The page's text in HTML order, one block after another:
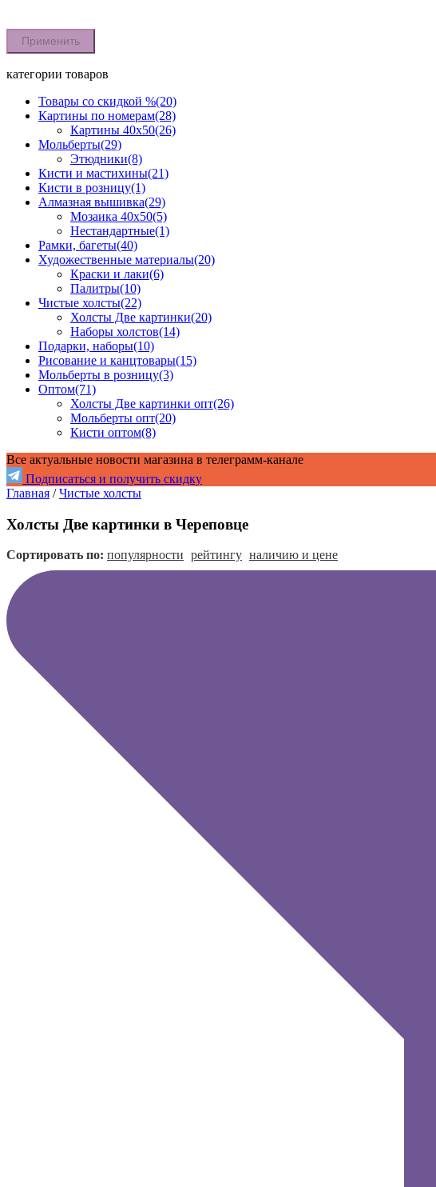
Применить
категории товаров
Товары со скидкой %(20)
Картины по номерам(28)
Картины 40x50(26)
Мольберты(29)
Этюдники(8)
Кисти и мастихины(21)
Кисти в розницу(1)
Алмазная вышивка(29)
Мозаика 40x50(5)
Нестандартные(1)
Рамки, багеты(40)
Художественные материалы(20)
Краски и лаки(6)
Палитры(10)
Чистые холсты(22)
Холсты Две картинки(20)
Наборы холстов(14)
Подарки, наборы(10)
Рисование и канцтовары(15)
Мольберты в розницу(3)
Оптом(71)
Холсты Две картинки опт(26)
Мольберты опт(20)
Кисти оптом(8)
Все актуальные новости магазина в телеграмм-канале
Подписаться и получить скидку
Главная /Чистые холсты
Холсты Две картинки в Череповце
Сортировать по: популярности рейтингу наличию и цене